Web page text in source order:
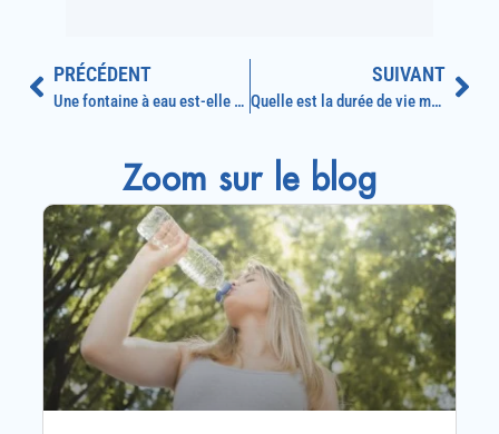
PRÉCÉDENT
Une fontaine à eau est-elle obligatoire en entreprise ?
SUIVANT
Quelle est la durée de vie moyenne d’une fontaine à eau ?
Zoom sur le blog